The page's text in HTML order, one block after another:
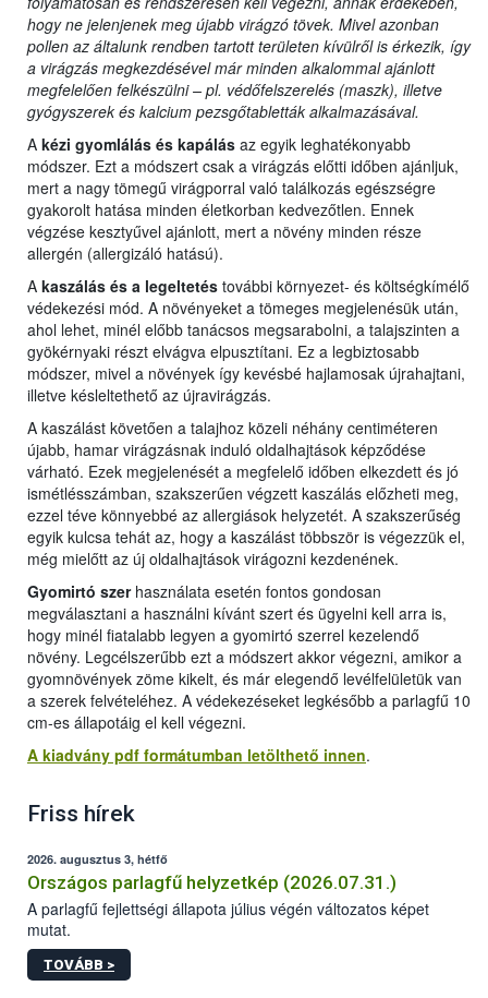
hogy ne jelenjenek meg újabb virágzó tövek. Mivel azonban
pollen az általunk rendben tartott területen kívülről is érkezik, így
a virágzás megkezdésével már minden alkalommal ajánlott
megfelelően felkészülni – pl. védőfelszerelés (maszk), illetve
gyógyszerek és kalcium pezsgőtabletták alkalmazásával.
A kézi gyomlálás és kapálás az egyik leghatékonyabb
módszer. Ezt a módszert csak a virágzás előtti időben ajánljuk,
mert a nagy tömegű virágporral való találkozás egészségre
gyakorolt hatása minden életkorban kedvezőtlen. Ennek
végzése kesztyűvel ajánlott, mert a növény minden része
allergén (allergizáló hatású).
A kaszálás és a legeltetés további környezet- és költségkímélő
védekezési mód. A növényeket a tömeges megjelenésük után,
ahol lehet, minél előbb tanácsos megsarabolni, a talajszinten a
gyökérnyaki részt elvágva elpusztítani. Ez a legbiztosabb
módszer, mivel a növények így kevésbé hajlamosak újrahajtani,
illetve késleltethető az újravirágzás.
A kaszálást követően a talajhoz közeli néhány centiméteren
újabb, hamar virágzásnak induló oldalhajtások képződése
várható. Ezek megjelenését a megfelelő időben elkezdett és jó
ismétlésszámban, szakszerűen végzett kaszálás előzheti meg,
ezzel téve könnyebbé az allergiások helyzetét. A szakszerűség
egyik kulcsa tehát az, hogy a kaszálást többször is végezzük el,
még mielőtt az új oldalhajtások virágozni kezdenének.
Gyomirtó szer használata esetén fontos gondosan
megválasztani a használni kívánt szert és ügyelni kell arra is,
hogy minél fiatalabb legyen a gyomirtó szerrel kezelendő
növény. Legcélszerűbb ezt a módszert akkor végezni, amikor a
gyomnövények zöme kikelt, és már elegendő levélfelületük van
a szerek felvételéhez. A védekezéseket legkésőbb a parlagfű 10
cm-es állapotáig el kell végezni.
A kiadvány pdf formátumban letölthető innen.
Friss hírek
2026. augusztus 3, hétfő
Országos parlagfű helyzetkép (2026.07.31.)
A parlagfű fejlettségi állapota július végén változatos képet
mutat.
TOVÁBB >